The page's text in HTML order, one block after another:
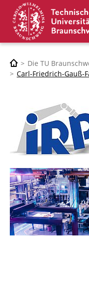
Die TU
Carl-Friedrich-Gauß-